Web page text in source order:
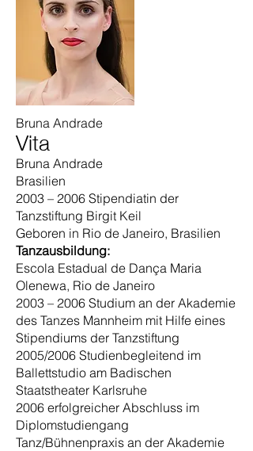
Bruna Andrade
Vita
Bruna Andrade
Brasilien
2003 – 2006 Stipendiatin der
Tanzstiftung Birgit Keil
Geboren in Rio de Janeiro, Brasilien
Tanzausbildung:
Escola Estadual de Dança Maria
Olenewa, Rio de Janeiro
2003 – 2006 Studium an der Akademie
des Tanzes Mannheim mit Hilfe eines
Stipendiums der Tanzstiftung
2005/2006 Studienbegleitend im
Ballettstudio am Badischen
Staatstheater Karlsruhe
2006 erfolgreicher Abschluss im
Diplomstudiengang
Tanz/Bühnenpraxis an der Akademie